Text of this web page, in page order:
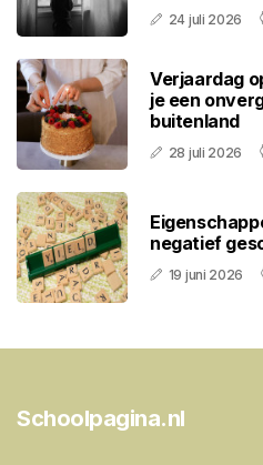
24 juli 2026
Verjaardag
je een
buitenland
28 juli 2026
negatief
19 juni 2026
Schoolpagina.nl